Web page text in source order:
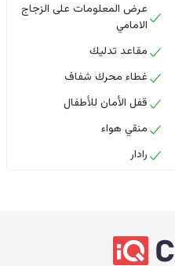
عرض المعلومات على الزجاج
الامامي
مقاعد تدليك
غطاء محرك شفاف
قفل الأمان للأطفال
منقي هواء
رادار